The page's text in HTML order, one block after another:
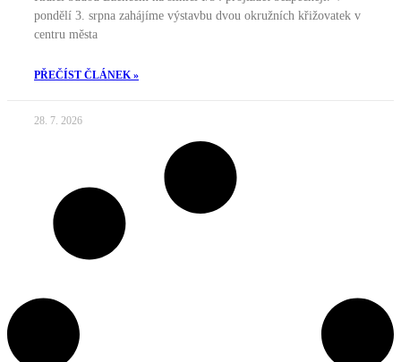
pondělí 3. srpna zahájíme výstavbu dvou okružních křižovatek v
centru města
PŘEČÍST ČLÁNEK »
28. 7. 2026